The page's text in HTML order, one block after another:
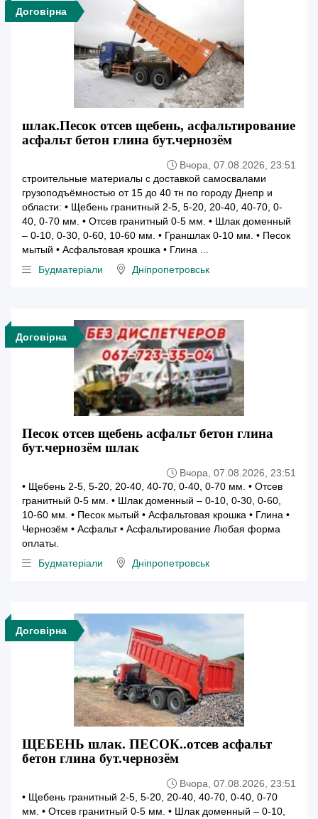
Договірна
шлак.Песок отсев щебень, асфальтирование
асфальт бетон глина бут.чернозём
Вчора, 07.08.2026, 23:51
строительные материалы с доставкой самосвалами
грузоподъёмностью от 15 до 40 тн по городу Днепр и
области: • Щебень гранитный 2-5, 5-20, 20-40, 40-70, 0-
40, 0-70 мм. • Отсев гранитный 0-5 мм. • Шлак доменный
– 0-10, 0-30, 0-60, 10-60 мм. • Граншлак 0-10 мм. • Песок
мытый • Асфальтовая крошка • Глина ...
Будматеріали
Дніпропетровськ
Договірна
Песок отсев щебень асфальт бетон глина
бут.чернозём шлак
Вчора, 07.08.2026, 23:51
• Щебень 2-5, 5-20, 20-40, 40-70, 0-40, 0-70 мм. • Отсев
гранитный 0-5 мм. • Шлак доменный – 0-10, 0-30, 0-60,
10-60 мм. • Песок мытый • Асфальтовая крошка • Глина •
Чернозём • Асфальт • Асфальтирование Любая форма
оплаты.
Будматеріали
Дніпропетровськ
Договірна
ЩЕБЕНЬ шлак. ПЕСОК..отсев асфальт
бетон глина бут.чернозём
Вчора, 07.08.2026, 23:51
• Щебень гранитный 2-5, 5-20, 20-40, 40-70, 0-40, 0-70
мм. • Отсев гранитный 0-5 мм. • Шлак доменный – 0-10,